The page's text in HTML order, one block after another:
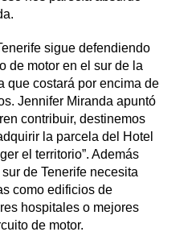
sigue defendiendo
de motor en el sur de la
que costará por encima de
Jennifer Miranda apuntó
contribuir, destinemos
la parcela del Hotel
el territorio”. Además
de Tenerife necesita
como edificios de
hospitales o mejores
de motor.